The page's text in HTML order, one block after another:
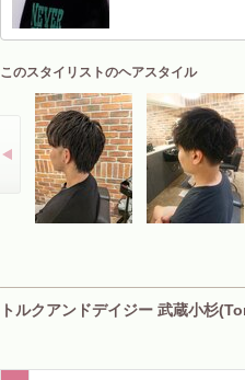
このスタイリストのヘアスタイル
トルクアンドデイジー 武蔵小杉